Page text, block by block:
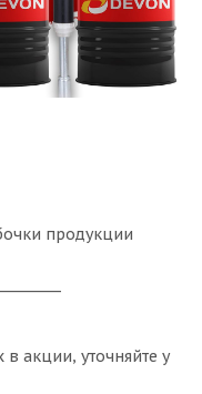
продукции
акции, уточняйте у